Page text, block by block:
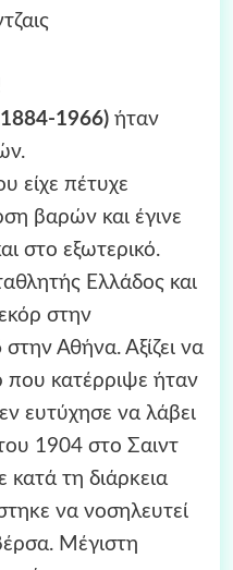
1966)ήταν
είχε πέτυχε
βαρών και έγινε
στο εξωτερικό.
Ελλάδος και
στην
Αθήνα. Αξίζει να
που κατέρριψε ήταν
ευτύχησε να λάβει
1904 στο Σαιντ
τη διάρκεια
να νοσηλευτεί
Μέγιστη